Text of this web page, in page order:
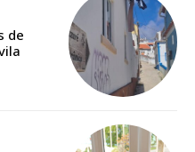
€
à Quinta-feira em sua
de